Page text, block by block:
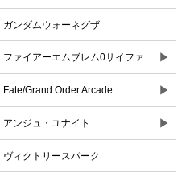
ドゲーム
ガンダムウォーネグザ
ファイアーエムブレム0サイファ ▶
Fate/Grand Order Arcade ▶
アンジュ・ユナイト ▶
ヴィクトリースパーク